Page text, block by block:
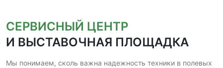
СЕРВИСНЫЙ ЦЕНТР
И ВЫСТАВОЧНАЯ ПЛОЩАДКА
Мы понимаем, сколь важна надежность техники в полевых